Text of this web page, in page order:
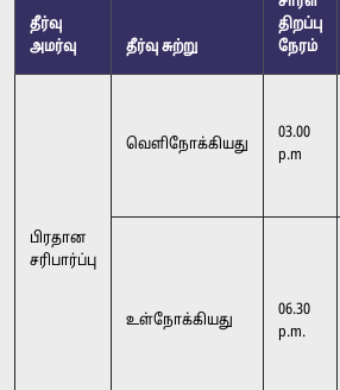
தீர்வு
அமர்வு
தீர்வு சுற்று
திறப்பு
நேரம்
பிரதான
சரிபார்ப்பு
வெளிநோக்கியது
03.00
p.m
உள்நோக்கியது
06.30
p.m.